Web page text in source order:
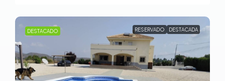
DESTACADO RESERVADO DESTACADA